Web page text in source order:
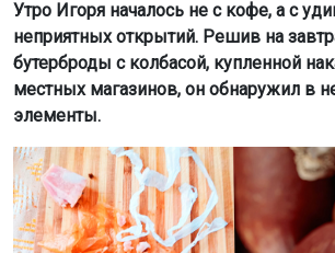
Утро Игоря началось не с кофе, а с
неприятных открытий. Решив на
бутерброды с колбасой, купленной
местных магазинов, он обнаружил в
элементы.